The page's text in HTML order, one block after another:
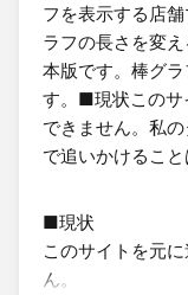
■現状
このサイトを元
ん。